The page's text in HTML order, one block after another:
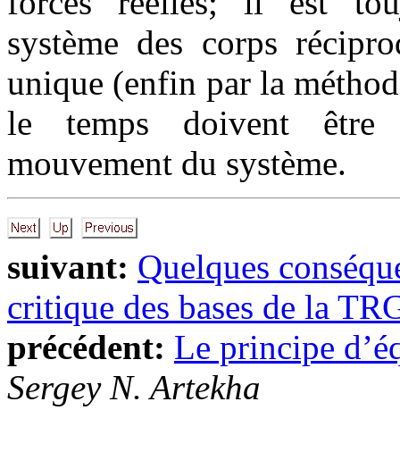
système des corps
unique (enfin par la
le temps doivent être
mouvement du système.
suivant: Quelques
critique des bases de la
précédent: Le principe
Sergey N. Artekha